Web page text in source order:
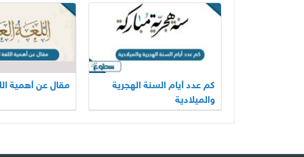
كم عدد أيام السنة الهجرية
والميلادية
مقال عن أهمية